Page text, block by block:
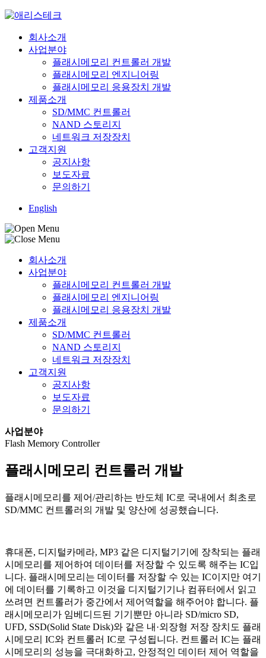
Skip
content회사소개
사업분야
플래시메모리 컨트롤러 개발
플래시메모리 엔지니어링
플래시메모리 응용장치 개발
제품소개
SD/MMC 컨트롤러
NAND 스토리지
네트워크 저장장치
고객지원
공지사항
보도자료
문의하기
English
회사소개
사업분야
플래시메모리 컨트롤러 개발
플래시메모리 엔지니어링
플래시메모리 응용장치 개발
제품소개
SD/MMC 컨트롤러
NAND 스토리지
네트워크 저장장치
고객지원
공지사항
보도자료
문의하기
사업분야
Flash Memory Controller
플래시메모리 컨트롤러 개발
플래시메모리를 제어/관리하는 반도체 IC로 국내에서 최초로
SD/MMC 컨트롤러의 개발 및 양산에 성공했습니다.
휴대폰, 디지털카메라, MP3 같은 디지털기기에 장착되는 플래
시메모리를 제어하여 데이터를 저장할 수 있도록 해주는 IC입
니다. 플래시메모리는 데이터를 저장할 수 있는 IC이지만 여기
에 데이터를 기록하고 이것을 디지털기기나 컴퓨터에서 읽고
쓰려면 컨트롤러가 중간에서 제어역할을 해주어야 합니다. 플
래시메모리가 임베디드된 기기뿐만 아니라 SD/micro SD,
UFD, SSD(Solid State Disk)와 같은 내·외장형 저장 장치도 플래
시메모리 IC와 컨트롤러 IC로 구성됩니다. 컨트롤러 IC는 플래
시메모리의 성능을 극대화하고, 안정적인 데이터 제어 역할을